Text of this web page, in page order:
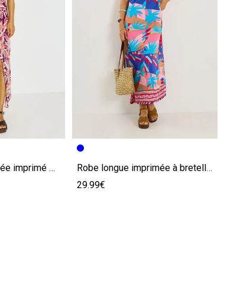
Robe longue habillée imprimé fleuri
Image précédente
Image suivante
Robe longue imprimée à bretelles
29.99€